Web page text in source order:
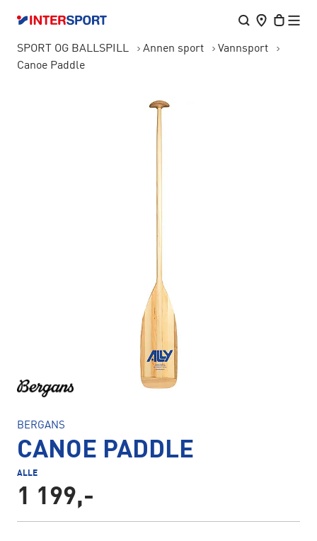
SPORT OG BALLSPILL Annen sport
Vannsport
Canoe Paddle
BERGANS
CANOE PADDLE
ALLE
1 199,-